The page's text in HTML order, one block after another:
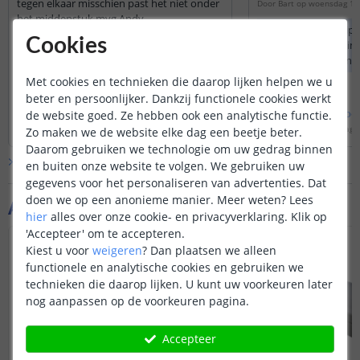
Aanvullende producten
tegen elkaar misschien past het niet onder
het middenstuk mvg Andy
breed en de meerkleurige ledstrips zijn
14mm breed
Bekijkheleantwoord
Door Danielle op vrijdag 11 juli 2025
Door Bart op woensdag
Dit kan, de
draadjes aan de
gekoppeld via een
kan bijvoorbeeld
aan elkaar maken
Dit kan ook via
Bekijk hele
Door Bram donderdag
Bekijk alle Vraag & antwoord
Cookies
Met cookies en technieken die daarop lijken helpen we u
beter en persoonlijker. Dankzij functionele cookies werkt
de website goed. Ze hebben ook een analytische functie.
Zo maken we de website elke dag een beetje beter.
Daarom gebruiken we technologie om uw gedrag binnen
en buiten onze website te volgen. We gebruiken uw
gegevens voor het personaliseren van advertenties. Dat
doen we op een anonieme manier. Meer weten? Lees
hier alles over onze cookie- en privacyverklaring. Klik op
'Accepteer' om te accepteren.
Kiest u voor weigeren? Dan plaatsen we alleen
functionele en analytische cookies en gebruiken we
technieken die daarop lijken. U kunt uw voorkeuren later
nog aanpassen op de voorkeuren pagina.
Accepteer